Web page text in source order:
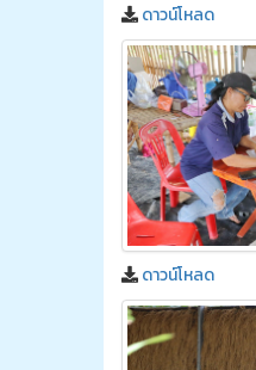
ดาวน์โหลด
ดาวน์โหลด